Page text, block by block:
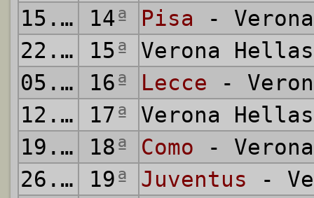
15.12.1985
14ª Pisa -
22.12.1985
15ª
Verona
05.01.1986
16ª Lecce -
12.01.1986
17ª
Verona
19.01.1986
18ª Como -
26.01.1986
19ª Juventus -